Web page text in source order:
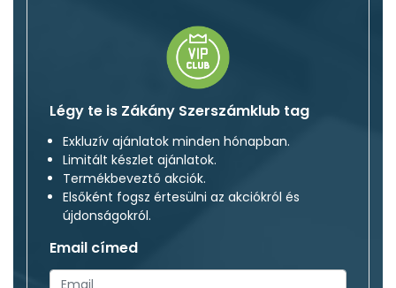
Légy te is Zákány Szerszámklub tag
Exkluzív ajánlatok minden hónapban.
Limitált készlet ajánlatok.
Termékbeveztő akciók.
Elsőként fogsz értesülni az akciókról és
újdonságokról.
Email címed